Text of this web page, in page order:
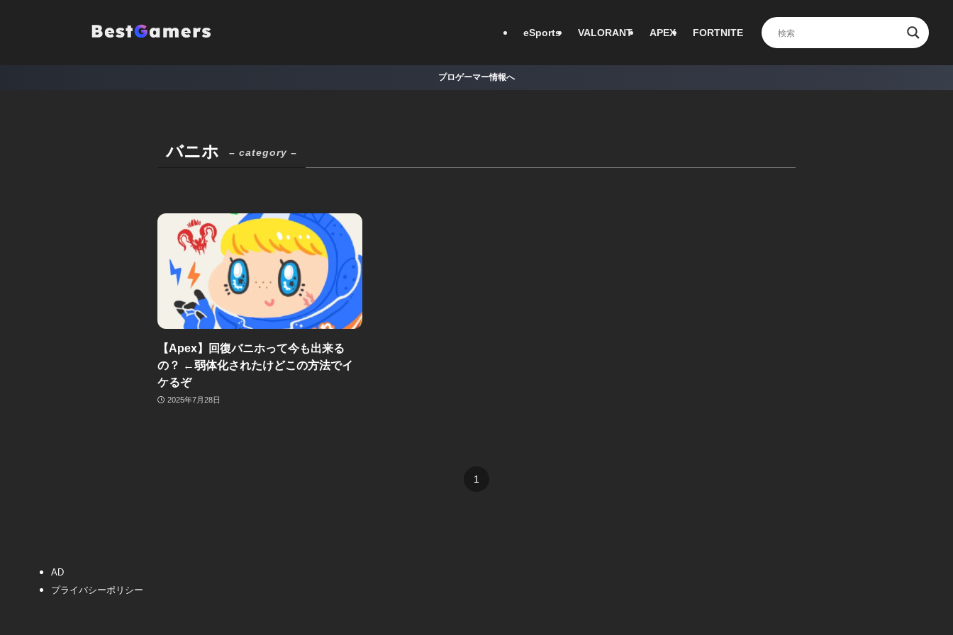
eSports VALORANT APEX FORTNITE
プロゲーマー情報へ
バニホ – category –
【Apex】回復バニホって今も出来る
の？ ←弱体化されたけどこの方法でイ
ケるぞ
2025年7月28日
1
AD
プライバシーポリシー